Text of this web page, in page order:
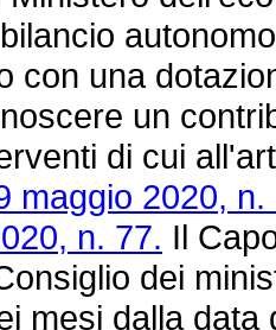
con una
un
di cui
maggio 2020, n.
n. 77. Il
dei
mesi dalla